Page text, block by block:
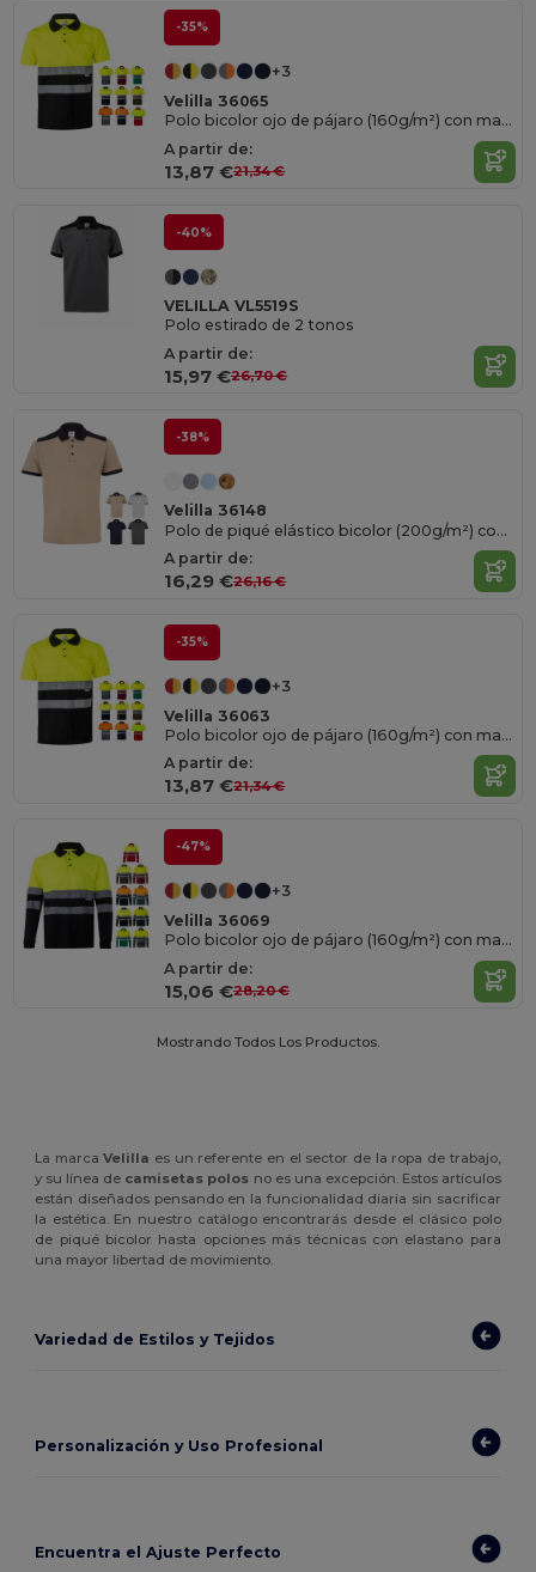
-35%
+3
Velilla 36065
Polo bicolor ojo de pájaro (160g/m²) con manga corta, en poliéster (100%)
A partir de:
13,87 €21,34 €
-40%
VELILLA VL5519S
Polo estirado de 2 tonos
A partir de:
15,97 €26,70 €
-38%
Velilla 36148
Polo de piqué elástico bicolor (200g/m²) con manga corta, en poliéster (96%) y elastano (4%)
A partir de:
16,29 €26,16 €
-35%
+3
Velilla 36063
Polo bicolor ojo de pájaro (160g/m²) con manga corta, en poliéster (100%)
A partir de:
13,87 €21,34 €
-47%
+3
Velilla 36069
Polo bicolor ojo de pájaro (160g/m²) con manga larga, en poliéster (100%)
A partir de:
15,06 €28,20 €
Mostrando Todos Los Productos.
La marcaVelilla es un referente en el sector de la ropa de trabajo,
y su línea de camisetas polos no es una excepción. Estos artículos
están diseñados pensando en la funcionalidad diaria sin sacrificar
la estética. En nuestro catálogo encontrarás desde el clásico polo
de piqué bicolor hasta opciones más técnicas con elastano para
una mayor libertad de movimiento.
Variedad de Estilos y Tejidos
Personalización y Uso Profesional
Encuentra el Ajuste Perfecto